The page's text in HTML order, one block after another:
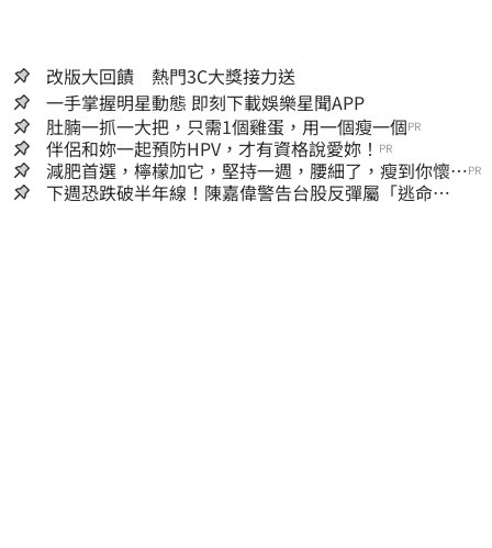
改版大回饋 熱門3C大獎接力送
一手掌握明星動態 即刻下載娛樂星聞APP
肚腩一抓一大把，只需1個雞蛋，用一個瘦一個PR
伴侶和妳一起預防HPV，才有資格說愛妳！ PR
減肥首選，檸檬加它，堅持一週，腰細了，瘦到你懷疑
人生
PR
下週恐跌破半年線！陳嘉偉警告台股反彈屬「逃命